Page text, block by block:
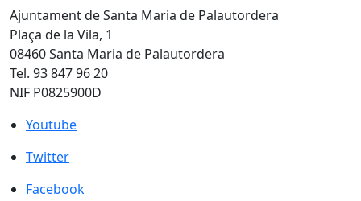
Ajuntament de Santa Maria de Palautordera
Plaça de la Vila, 1
08460 Santa Maria de Palautordera
Tel. 93 847 96 20
NIF P0825900D
Youtube
Youtube
Twitter
Twitter
Facebook
Facebook